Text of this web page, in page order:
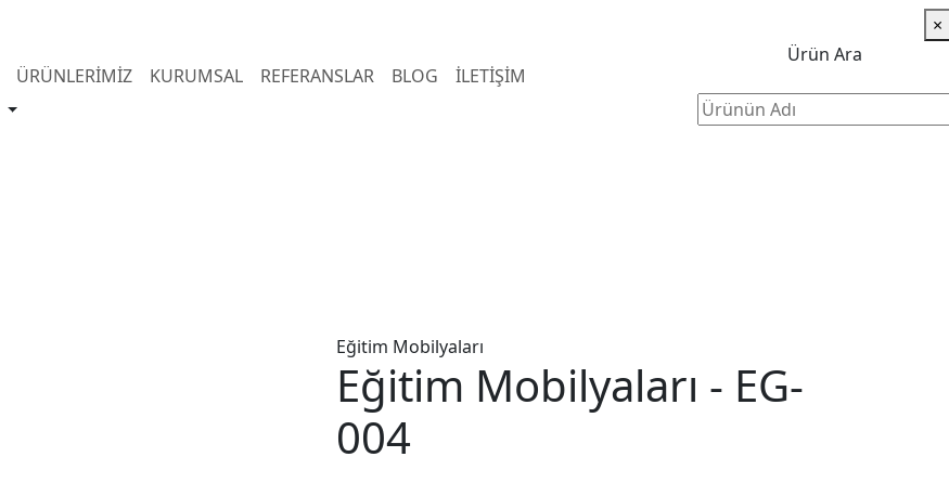
ÜRÜNLERİMİZ KURUMSAL REFERANSLAR BLOG İLETİŞİM
×
Ürün Ara
Eğitim Mobilyaları
Eğitim Mobilyaları - EG-
004